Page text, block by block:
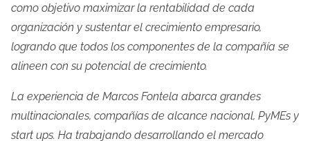
como objetivo maximizar la rentabilidad de cada
organización y sustentar el crecimiento empresario,
logrando que todos los componentes de la compañía se
alineen con su potencial de crecimiento.
La experiencia de Marcos Fontela abarca grandes
multinacionales, compañías de alcance nacional, PyMEs y
start ups. Ha trabajando desarrollando el mercado